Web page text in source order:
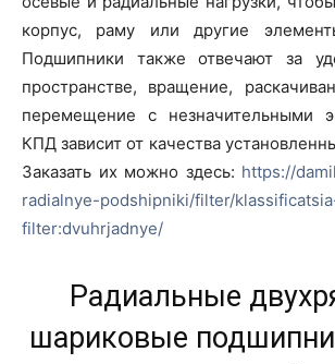
корпус, раму или другие
Подшипники также отвечают за
пространстве, вращение,
перемещение с незначительными
КПД зависит от качества
Заказать их можно здесь: https://
radialnye-podshipniki/filter/
filter:dvuhrjadnye/
Радиальные
шариковые